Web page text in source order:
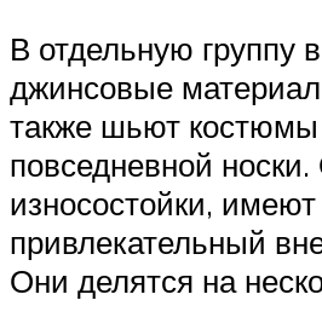
В отдельную группу
джинсовые
также шьют
повседневной
износостойки, имеют
привлекательный
Они делятся на